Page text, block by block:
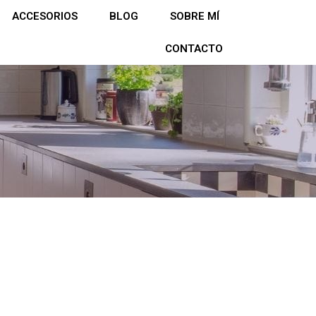
ACCESORIOS BLOG SOBRE MÍ
CONTACTO